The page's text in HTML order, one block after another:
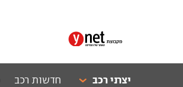
יצרני רכב חדשות רכב